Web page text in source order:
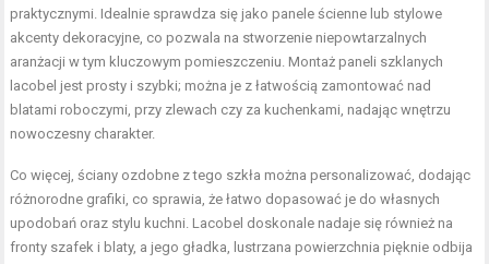
praktycznymi. Idealnie sprawdza się jako panele ścienne lub stylowe
akcenty dekoracyjne, co pozwala na stworzenie niepowtarzalnych
aranżacji w tym kluczowym pomieszczeniu. Montaż paneli szklanych
lacobel jest prosty i szybki; można je z łatwością zamontować nad
blatami roboczymi, przy zlewach czy za kuchenkami, nadając wnętrzu
nowoczesny charakter.
Co więcej, ściany ozdobne z tego szkła można personalizować, dodając
różnorodne grafiki, co sprawia, że łatwo dopasować je do własnych
upodobań oraz stylu kuchni. Lacobel doskonale nadaje się również na
fronty szafek i blaty, a jego gładka, lustrzana powierzchnia pięknie odbija